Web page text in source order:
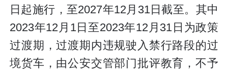
日起施行，至2027年12月31日截至。其中
2023年12月1日至2023年12月31日为政策
过渡期，过渡期内违规驶入禁行路段的过
境货车，由公安交管部门批评教育，不予